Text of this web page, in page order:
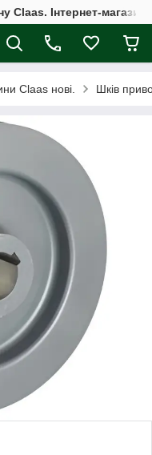
Claas. Інтернет-
Claas нові. Шків